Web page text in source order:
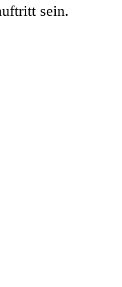
sein.